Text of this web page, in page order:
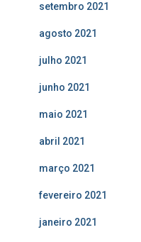
setembro 2021
agosto 2021
julho 2021
junho 2021
maio 2021
abril 2021
março 2021
fevereiro 2021
janeiro 2021